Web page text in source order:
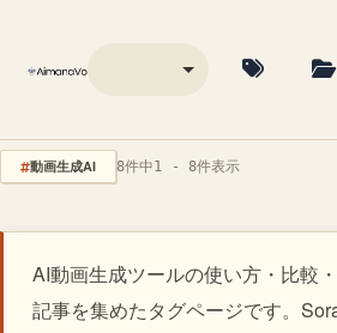
動画生成AI 8件中1 - 8件表示
AI動画生成ツールの使い方・比較
記事を集めたタグページです。